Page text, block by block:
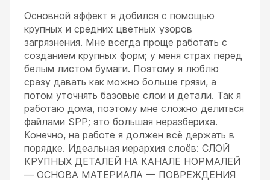
Основной эффект я добился с помощью
крупных и средних цветных узоров
загрязнения. Мне всегда проще работать с
созданием крупных форм; у меня страх перед
белым листом бумаги. Поэтому я люблю
сразу давать как можно больше грязи, а
потом уточнять базовые слои и детали. Так я
работаю дома, поэтому мне сложно делиться
файлами SPP; это большая неразбериха.
Конечно, на работе я должен всё держать в
порядке. Идеальная иерархия слоёв: СЛОЙ
КРУПНЫХ ДЕТАЛЕЙ НА КАНАЛЕ НОРМАЛЕЙ
— ОСНОВА МАТЕРИАЛА — ПОВРЕЖДЕНИЯ